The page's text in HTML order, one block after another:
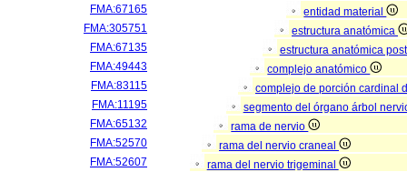
FMA:67165
entidad material
FMA:305751
estructura anatómica
FMA:67135
estructura anatómica
FMA:49443
complejo anatómico
FMA:83115
complejo de porción cardinal
FMA:11195
segmento del órgano árbol
FMA:65132
rama de nervio
FMA:52570
rama del nervio craneal
FMA:52607
rama del nervio trigeminal